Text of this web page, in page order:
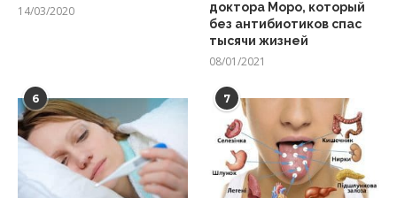
14/03/2020
доктора Моро, который
без антибиотиков спас
тысячи жизней
08/01/2021
6 7